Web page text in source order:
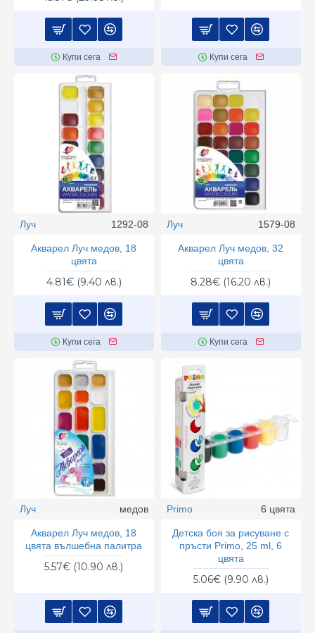
Купи сега Купи сега
Луч 1292-08
Акварел Луч медов, 18
цвята
4.81€ (9.40 лв.)
Купи сега
Луч 1579-08
Акварел Луч медов, 32
цвята
8.28€ (16.20 лв.)
Купи сега
Луч медов
Акварел Луч медов, 18
цвята вълшебна палитра
5.57€ (10.90 лв.)
Primo 6 цвята
Детска боя за рисуване с
пръсти Primo, 25 ml, 6
цвята
5.06€ (9.90 лв.)